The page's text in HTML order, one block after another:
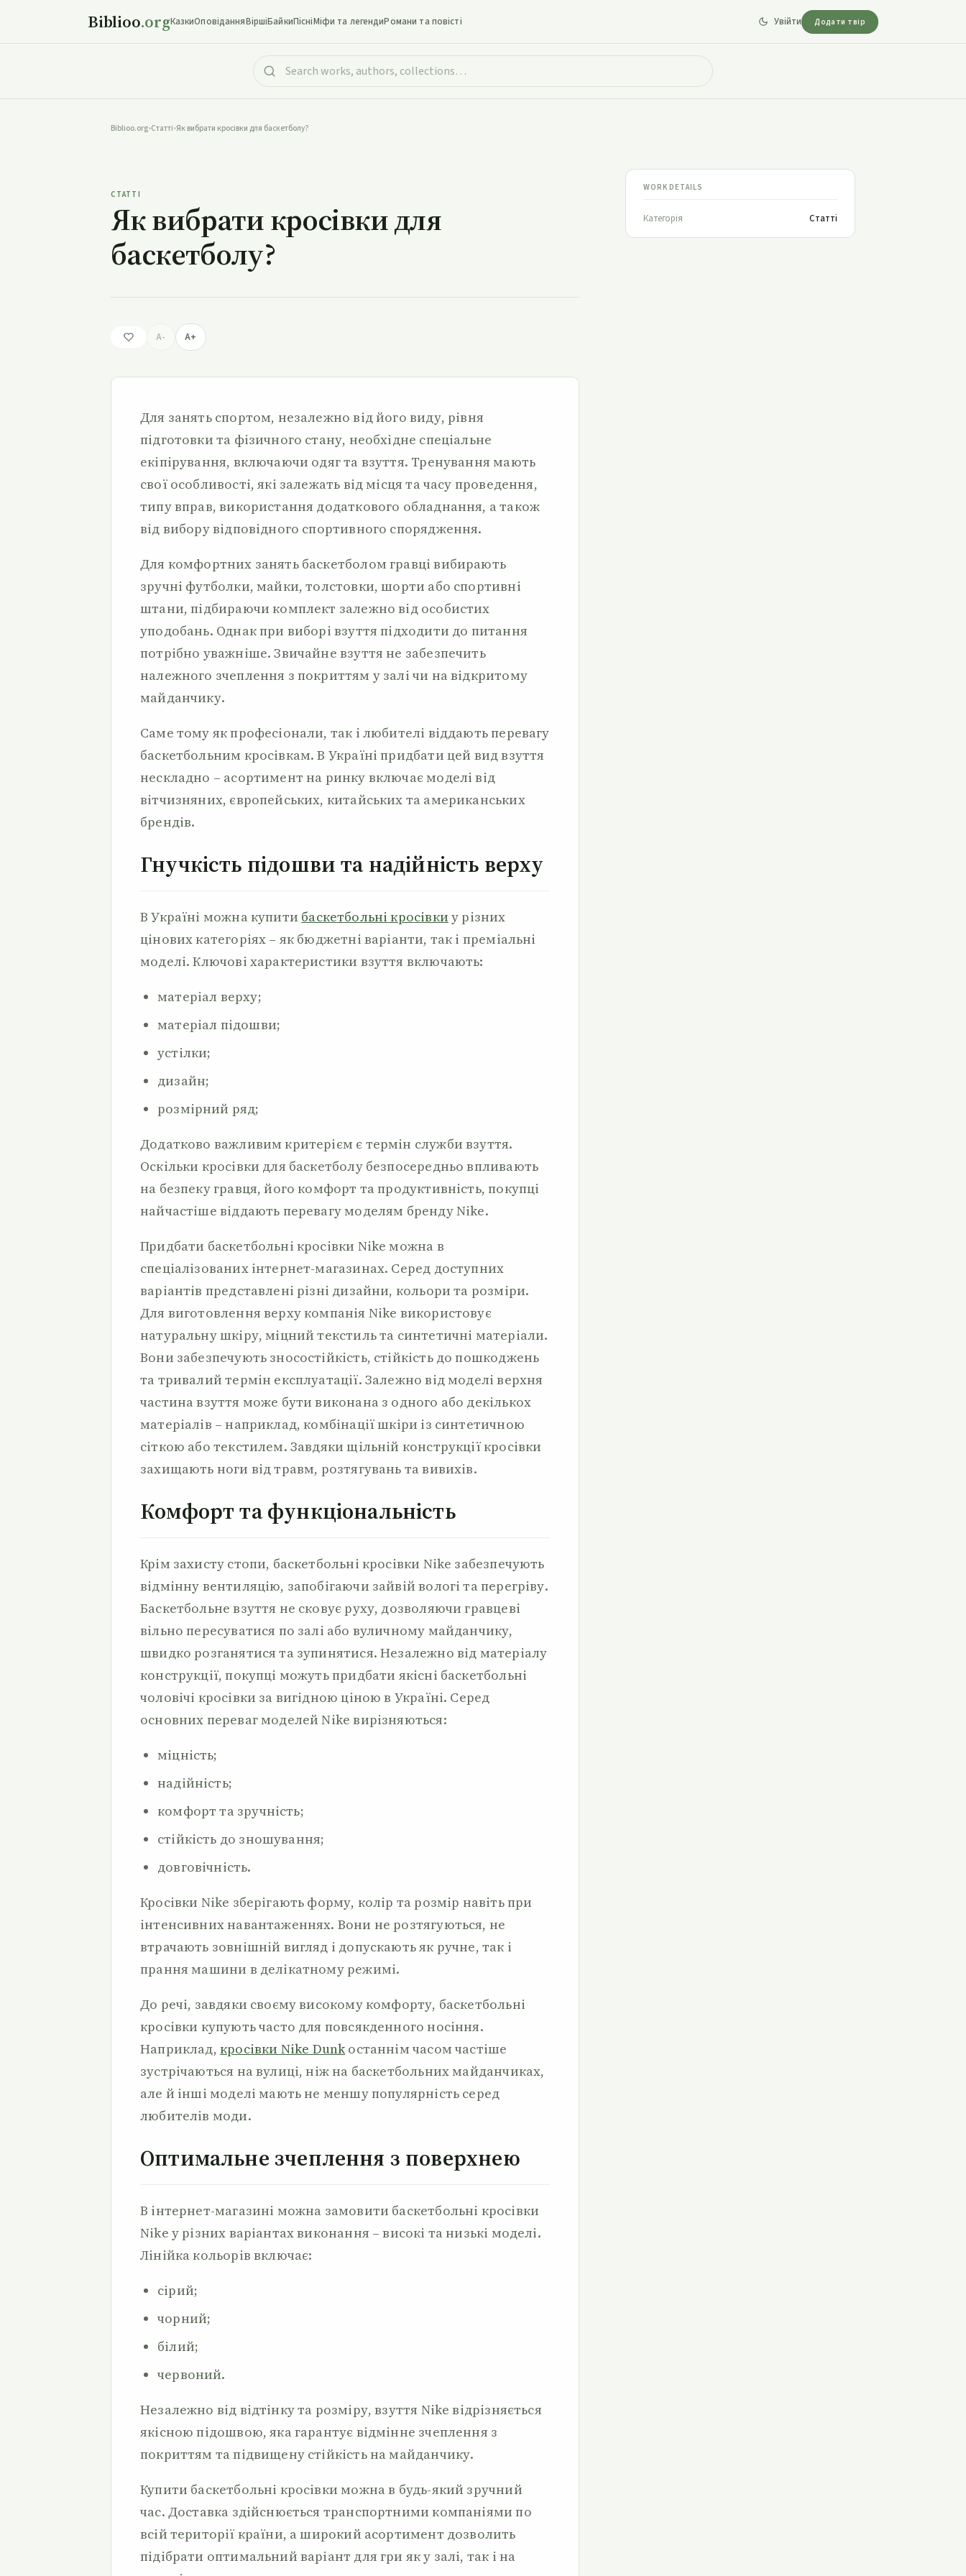
Biblioo.orgКазкиОповіданняВіршіБайкиПісніМіфи та легендиРомани та повісті Увійти Додати твір
Biblioo.org•Статті•Як вибрати кросівки для баскетболу?
СТАТТІ
Як вибрати кросівки для
баскетболу?
A- A+
Для занять спортом, незалежно від його виду, рівня
підготовки та фізичного стану, необхідне спеціальне
екіпірування, включаючи одяг та взуття. Тренування мають
свої особливості, які залежать від місця та часу проведення,
типу вправ, використання додаткового обладнання, а також
від вибору відповідного спортивного спорядження.
Для комфортних занять баскетболом гравці вибирають
зручні футболки, майки, толстовки, шорти або спортивні
штани, підбираючи комплект залежно від особистих
уподобань. Однак при виборі взуття підходити до питання
потрібно уважніше. Звичайне взуття не забезпечить
належного зчеплення з покриттям у залі чи на відкритому
майданчику.
Саме тому як професіонали, так і любителі віддають перевагу
баскетбольним кросівкам. В Україні придбати цей вид взуття
нескладно – асортимент на ринку включає моделі від
вітчизняних, європейських, китайських та американських
брендів.
Гнучкість підошви та надійність верху
В Україні можна купити баскетбольні кросівки у різних
цінових категоріях – як бюджетні варіанти, так і преміальні
моделі. Ключові характеристики взуття включають:
матеріал верху;
матеріал підошви;
устілки;
дизайн;
розмірний ряд;
Додатково важливим критерієм є термін служби взуття.
Оскільки кросівки для баскетболу безпосередньо впливають
на безпеку гравця, його комфорт та продуктивність, покупці
найчастіше віддають перевагу моделям бренду Nike.
Придбати баскетбольні кросівки Nike можна в
спеціалізованих інтернет-магазинах. Серед доступних
варіантів представлені різні дизайни, кольори та розміри.
Для виготовлення верху компанія Nike використовує
натуральну шкіру, міцний текстиль та синтетичні матеріали.
Вони забезпечують зносостійкість, стійкість до пошкоджень
та тривалий термін експлуатації. Залежно від моделі верхня
частина взуття може бути виконана з одного або декількох
матеріалів – наприклад, комбінації шкіри із синтетичною
сіткою або текстилем. Завдяки щільній конструкції кросівки
захищають ноги від травм, розтягувань та вивихів.
Комфорт та функціональність
Крім захисту стопи, баскетбольні кросівки Nike забезпечують
відмінну вентиляцію, запобігаючи зайвій вологі та перегріву.
Баскетбольне взуття не сковує руху, дозволяючи гравцеві
вільно пересуватися по залі або вуличному майданчику,
швидко розганятися та зупинятися. Незалежно від матеріалу
конструкції, покупці можуть придбати якісні баскетбольні
чоловічі кросівки за вигідною ціною в Україні. Серед
основних переваг моделей Nike вирізняються:
міцність;
надійність;
комфорт та зручність;
стійкість до зношування;
довговічність.
Кросівки Nike зберігають форму, колір та розмір навіть при
інтенсивних навантаженнях. Вони не розтягуються, не
втрачають зовнішній вигляд і допускають як ручне, так і
прання машини в делікатному режимі.
До речі, завдяки своєму високому комфорту, баскетбольні
кросівки купують часто для повсякденного носіння.
Наприклад, кросівки Nike Dunkостаннім часом частіше
зустрічаються на вулиці, ніж на баскетбольних майданчиках,
але й інші моделі мають не меншу популярність серед
любителів моди.
Оптимальне зчеплення з поверхнею
В інтернет-магазині можна замовити баскетбольні кросівки
Nike у різних варіантах виконання – високі та низькі моделі.
Лінійка кольорів включає:
сірий;
чорний;
білий;
червоний.
Незалежно від відтінку та розміру, взуття Nike відрізняється
якісною підошвою, яка гарантує відмінне зчеплення з
покриттям та підвищену стійкість на майданчику.
Купити баскетбольні кросівки можна в будь-який зручний
час. Доставка здійснюється транспортними компаніями по
всій території країни, а широкий асортимент дозволить
підібрати оптимальний варіант для гри як у залі, так і на
WORK DETAILS
Категорія Статті